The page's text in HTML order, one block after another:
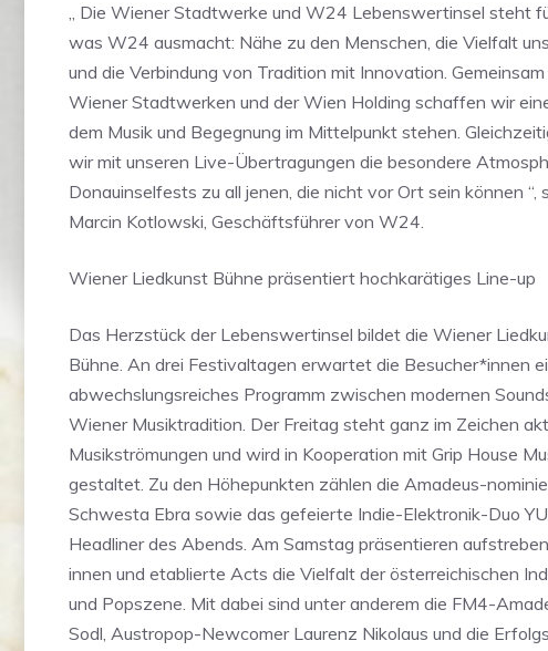
„ Die Wiener Stadtwerke und W24 Lebenswertinsel steht
was W24 ausmacht: Nähe zu den Menschen, die Vielfalt
und die Verbindung von Tradition mit Innovation.
Wiener Stadtwerken und der Wien Holding schaffen wir
dem Musik und Begegnung im Mittelpunkt stehen.
wir mit unseren Live-Übertragungen die besondere
Donauinselfests zu all jenen, die nicht vor Ort sein können “,
Marcin Kotlowski, Geschäftsführer von W24.
Wiener Liedkunst Bühne präsentiert hochkarätiges Line-up
Das Herzstück der Lebenswertinsel bildet die Wiener
Bühne. An drei Festivaltagen erwartet die Besucher*innen
abwechslungsreiches Programm zwischen modernen
Wiener Musiktradition. Der Freitag steht ganz im Zeichen
Musikströmungen und wird in Kooperation mit Grip House
gestaltet. Zu den Höhepunkten zählen die Amadeus-
Schwesta Ebra sowie das gefeierte Indie-Elektronik-Duo
Headliner des Abends. Am Samstag präsentieren
innen und etablierte Acts die Vielfalt der österreichischen
und Popszene. Mit dabei sind unter anderem die FM4-
Sodl, Austropop-Newcomer Laurenz Nikolaus und die